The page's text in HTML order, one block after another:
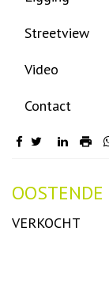
Streetview
Video
Contact
VERKOCHT